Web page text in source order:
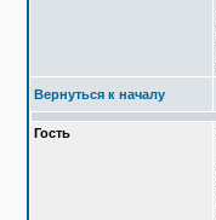
Вернуться к началу
Гость